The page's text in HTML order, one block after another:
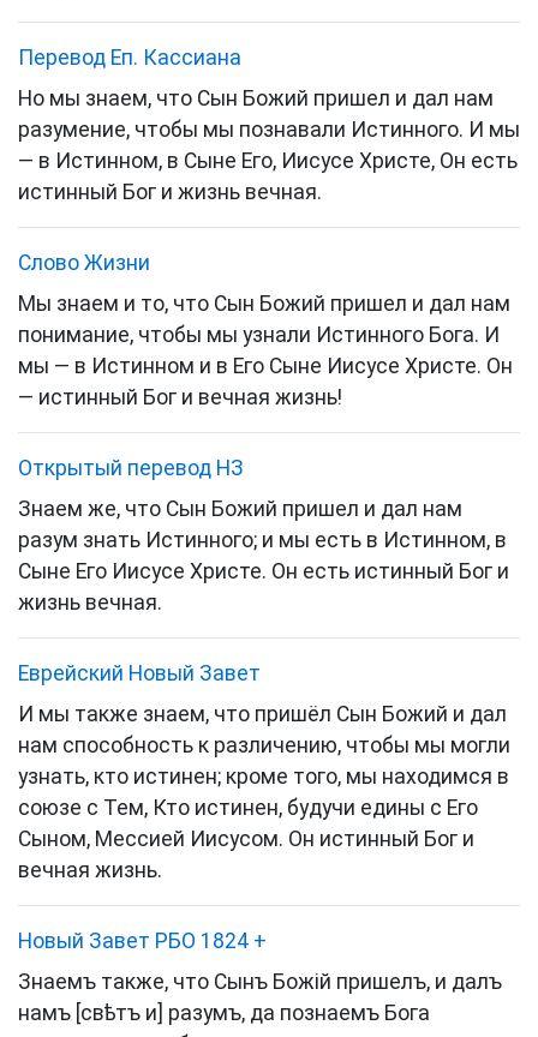
Перевод Еп. Кассиана
Но мы знаем, что Сын Божий пришел и дал нам
разумение, чтобы мы познавали Истинного. И мы
— в Истинном, в Сыне Его, Иисусе Христе, Он есть
истинный Бог и жизнь вечная.
Слово Жизни
Мы знаем и то, что Сын Божий пришел и дал нам
понимание, чтобы мы узнали Истинного Бога. И
мы — в Истинном и в Его Сыне Иисусе Христе. Он
— истинный Бог и вечная жизнь!
Открытый перевод НЗ
Знаем же, что Сын Божий пришел и дал нам
разум знать Истинного; и мы есть в Истинном, в
Сыне Его Иисусе Христе. Он есть истинный Бог и
жизнь вечная.
Еврейский Новый Завет
И мы также знаем, что пришёл Сын Божий и дал
нам способность к различению, чтобы мы могли
узнать, кто истинен; кроме того, мы находимся в
союзе с Тем, Кто истинен, будучи едины с Его
Сыном, Мессией Иисусом. Он истинный Бог и
вечная жизнь.
Новый Завет РБО 1824 +
Знаемъ также, что Сынъ Божій пришелъ, и далъ
намъ [свѣтъ и] разумъ, да познаемъ Бога